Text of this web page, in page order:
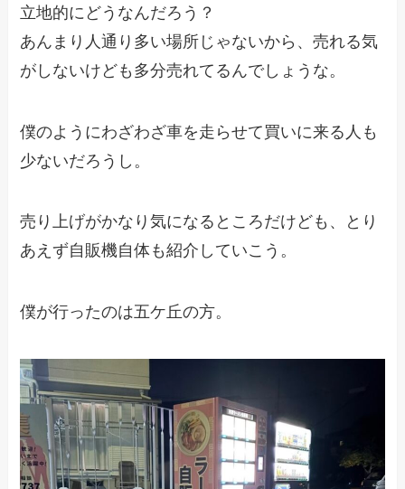
立地的にどうなんだろう？
あんまり人通り多い場所じゃないから、売れる気
がしないけども多分売れてるんでしょうな。
僕のようにわざわざ車を走らせて買いに来る人も
少ないだろうし。
売り上げがかなり気になるところだけども、とり
あえず自販機自体も紹介していこう。
僕が行ったのは五ケ丘の方。